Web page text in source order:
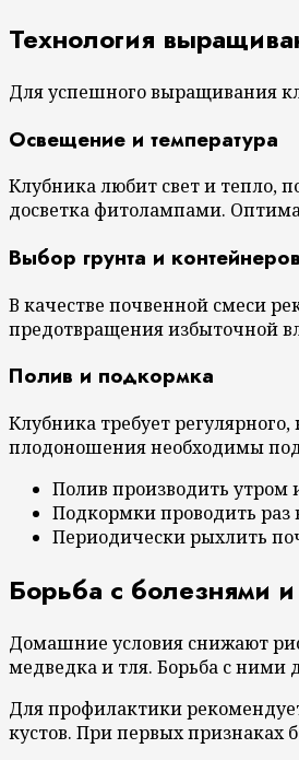
Технология
Для успешного выращивания
Освещение и температура
Клубника любит свет и тепло,
досветка фитолампами.
Выбор грунта и контейнеров
В качестве почвенной смеси
предотвращения избыточной
Полив и подкормка
Клубника требует
плодоношения необходимы
Полив производить утром
Подкормки проводить раз
Периодически рыхлить
Борьба с болезнями
Домашние условия снижают
медведка и тля. Борьба с
Для профилактики
кустов. При первых признаках